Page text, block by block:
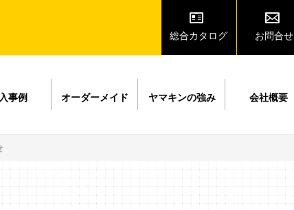
総合カタログ お問合せ
事例 オーダーメイド ヤマキンの強み 会社概要